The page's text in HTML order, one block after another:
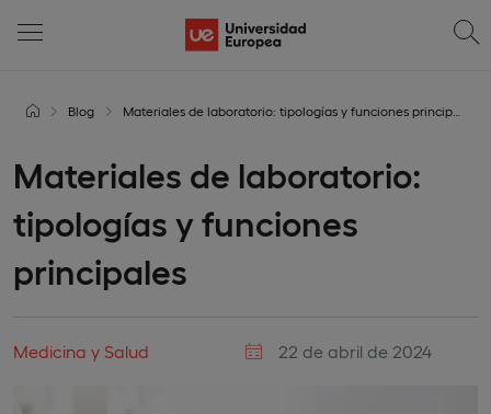
Blog Materiales de laboratorio: tipologías y funciones principales
Materiales de laboratorio:
tipologías y funciones
principales
Medicina y Salud 22 de abril de 2024